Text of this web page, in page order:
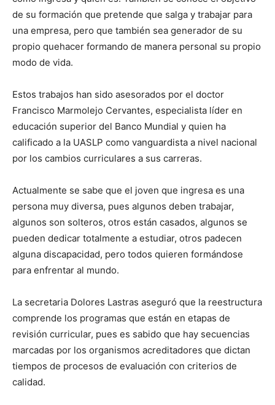
de su formación que pretende que salga y trabajar para
una empresa, pero que también sea generador de su
propio quehacer formando de manera personal su propio
modo de vida.
Estos trabajos han sido asesorados por el doctor
Francisco Marmolejo Cervantes, especialista líder en
educación superior del Banco Mundial y quien ha
calificado a la UASLP como vanguardista a nivel nacional
por los cambios curriculares a sus carreras.
Actualmente se sabe que el joven que ingresa es una
persona muy diversa, pues algunos deben trabajar,
algunos son solteros, otros están casados, algunos se
pueden dedicar totalmente a estudiar, otros padecen
alguna discapacidad, pero todos quieren formándose
para enfrentar al mundo.
La secretaria Dolores Lastras aseguró que la reestructura
comprende los programas que están en etapas de
revisión curricular, pues es sabido que hay secuencias
marcadas por los organismos acreditadores que dictan
tiempos de procesos de evaluación con criterios de
calidad.